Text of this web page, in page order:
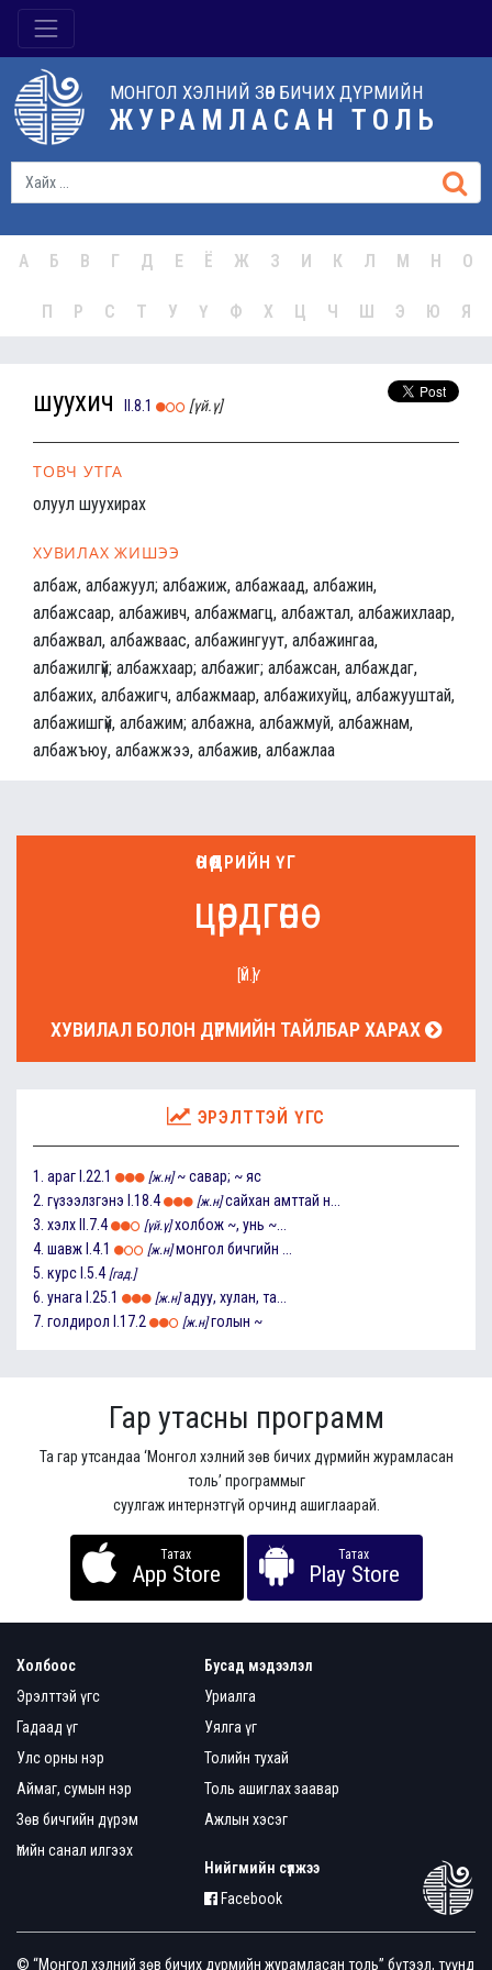
МОНГОЛ ХЭЛНИЙ ЗӨВ БИЧИХ ДҮРМИЙН
ЖУРАМЛАСАН ТОЛЬ
А Б В Г Д Е Ё Ж З И К Л М Н О
П Р С Т У Ү Ф Х Ц Ч Ш Э Ю Я
шуухич II.8.1 [үй.ү]
ТОВЧ УТГА
олуул шуухирах
ХУВИЛАХ ЖИШЭЭ
албаж, албажуул; албажиж, албажаад, албажин,
албажсаар, албаживч, албажмагц, албажтал, албажихлаар,
албажвал, албажваас, албажингуут, албажингаа,
албажилгүй; албажхаар; албажиг; албажсан, албаждаг,
албажих, албажигч, албажмаар, албажихуйц, албажууштай,
албажишгүй, албажим; албажна, албажмуй, албажнам,
албажъюу, албажжээ, албажив, албажлаа
ӨНӨӨДРИЙН ҮГ
цөрдгөнө
[ҮЙ.Ү]
ХУВИЛАЛ БОЛОН ДҮРМИЙН ТАЙЛБАР ХАРАХ
ЭРЭЛТТЭЙ ҮГС
1. араг I.22.1 [ж.н] ~ савар; ~ яс
2. гүзээлзгэнэ I.18.4 [ж.н] сайхан амттай н...
3. хэлх II.7.4 [үй.ү] холбож ~, унь ~...
4. шавж I.4.1 [ж.н] монгол бичгийн ...
5. курс I.5.4 [гад.]
6. унага I.25.1 [ж.н] адуу, хулан, та...
7. голдирол I.17.2 [ж.н] голын ~
Гар утасны программ
Та гар утсандаа ‘Монгол хэлний зөв бичих дүрмийн журамласан
толь’ программыг
суулгаж интернэтгүй орчинд ашиглаарай.
Татах
App Store
Татах
Play Store
Холбоос
Эрэлттэй үгс
Гадаад үг
Улс орны нэр
Аймаг, сумын нэр
Зөв бичгийн дүрэм
Үгийн санал илгээх
Бусад мэдээлэл
Уриалга
Уялга үг
Толийн тухай
Толь ашиглах заавар
Ажлын хэсэг
Нийгмийн сүлжээ
Facebook
© “Монгол хэлний зөв бичих дүрмийн журамласан толь” бүтээл, түүнд